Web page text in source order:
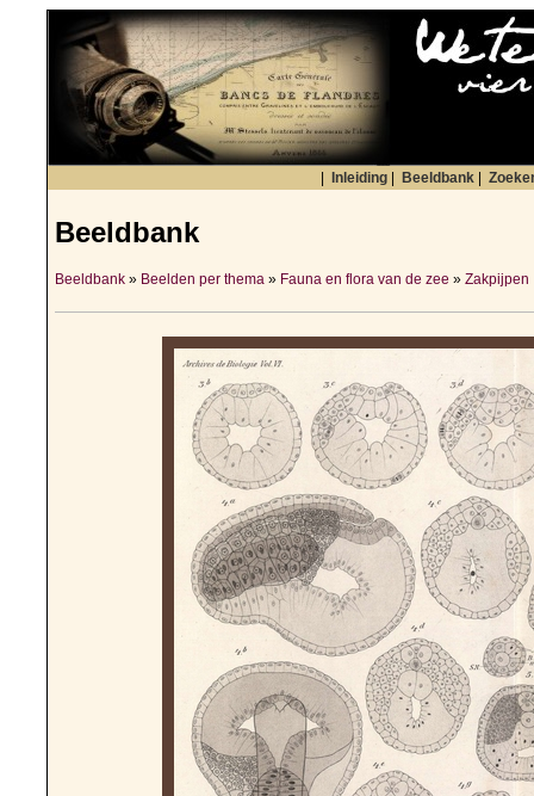
Inleiding Beeldbank
Beeldbank
Beeldbank » Beelden per thema » Fauna en flora van de zee » Zakpijpen